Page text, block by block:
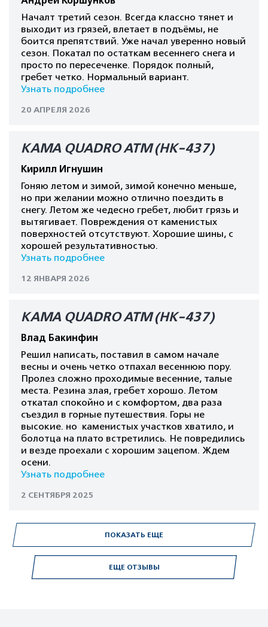
ЕЩЕ ОТЗЫВЫ
Началт третий сезон. Всегда классно тянет и
выходит из грязей, влетает в подъёмы, не
боится препятствий. Уже начал уверенно новый
сезон. Покатал по остаткам весеннего снега и
просто по пересеченке. Порядок полный,
гребет четко. Нормальный вариант.
Узнать подробнее
20 АПРЕЛЯ 2026
КАМА QUADRO ATM (HK-437)
Кирилл Игнушин
Гоняю летом и зимой, зимой конечно меньше,
но при желании можно отлично поездить в
снегу. Летом же чедесно гребет, любит грязь и
вытягивает. Повреждения от каменистых
поверхностей отсутствуют. Хорошие шины, с
хорошей результативностью.
Узнать подробнее
12 ЯНВАРЯ 2026
КАМА QUADRO ATM (HK-437)
Влад Бакинфин
Решил написать, поставил в самом начале
весны и очень четко отпахал весеннюю пору.
Пролез сложно проходимые весенние, талые
места. Резина злая, гребет хорошо. Летом
откатал спокойно и с комфортом, два раза
съездил в горные путешествия. Горы не
высокие. но каменистых участков хватило, и
болотца на плато встретились. Не повредились
и везде проехали с хорошим зацепом. Ждем
осени.
Узнать подробнее
2 СЕНТЯБРЯ 2025
ПОКАЗАТЬ ЕЩЕ